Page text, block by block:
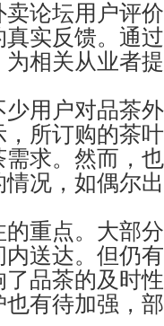
论坛用户评
实反馈。通
相关从业者
用户对品茶
所订购的茶
求。然而，
况，如偶尔
重点。大部
送达。但仍
品茶的及时
有待加强，